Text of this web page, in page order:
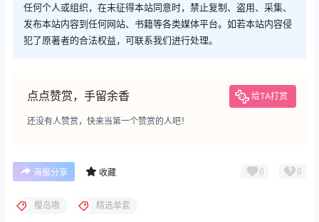
任何个人或组织，在未征得本站同意时，禁止复制、盗用、采集、
发布本站内容到任何网站、书籍等各类媒体平台。如若本站内容侵
犯了原著者的合法权益，可联系我们进行处理。
点点赞赏，手留余香 给TA打赏
还没有人赞赏，快来当第一个赞赏的人吧！
海报分享 收藏 0 0
樱岛嗷 精选单套